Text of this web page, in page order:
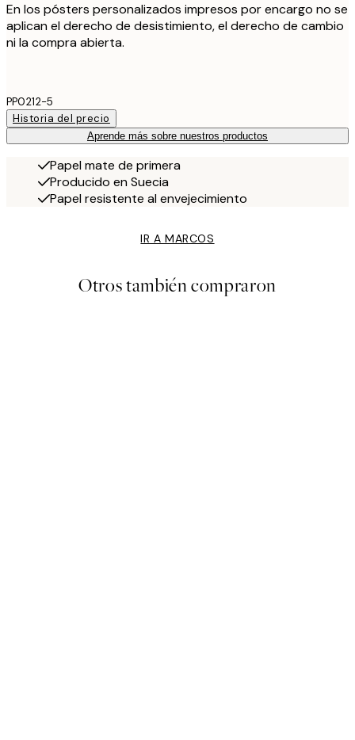
En los pósters personalizados impresos por encargo no se
aplican el derecho de desistimiento, el derecho de cambio
ni la compra abierta.
PP0212-5
Historia del precio
Aprende más sobre nuestros productos
Papel mate de primera
Producido en Suecia
Papel resistente al envejecimiento
IR A MARCOS
Otros también compraron